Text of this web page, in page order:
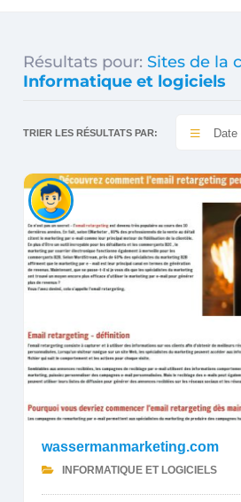
Résultats pour: Sites de la
Informatique et logiciels
TRIER LES RÉSULTATS PAR: Date
wassermanmarketing.com
INFORMATIQUE ET LOGICIELS